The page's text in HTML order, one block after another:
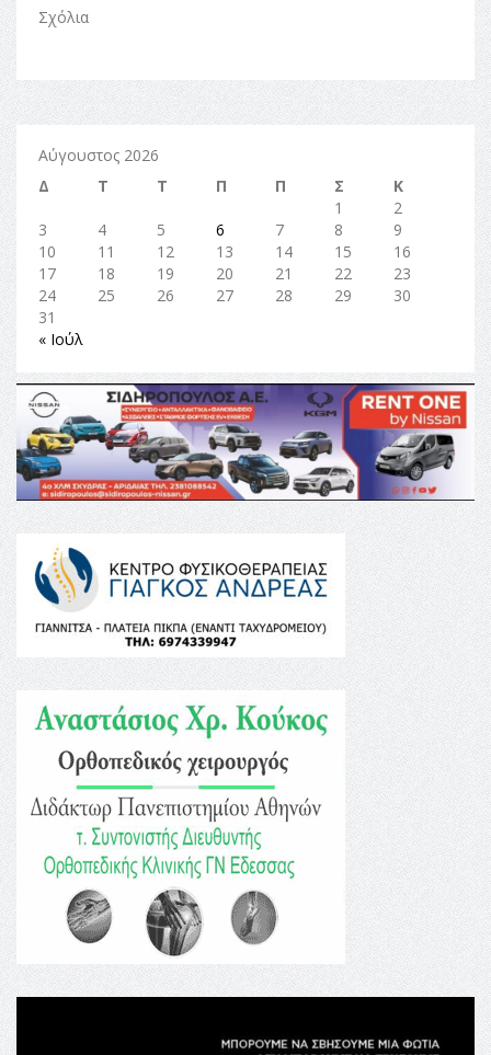
Σχόλια
Αύγουστος 2026
Δ
Τ Τ Π Π Σ
Κ
1
2
3
4 5 6 7 8
9
10
11 12 13 14 15
16
17
18 19 20 21 22
23
24
25 26 27 28 29
30
31
« Ιούλ